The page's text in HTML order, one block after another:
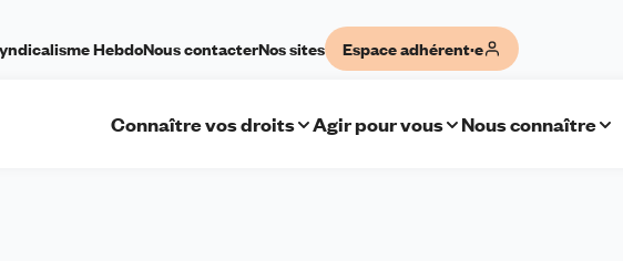
HebdoNous contacterNos sites Espace adhérent·e
Connaître vos droits Agir pour vous Nous connaître